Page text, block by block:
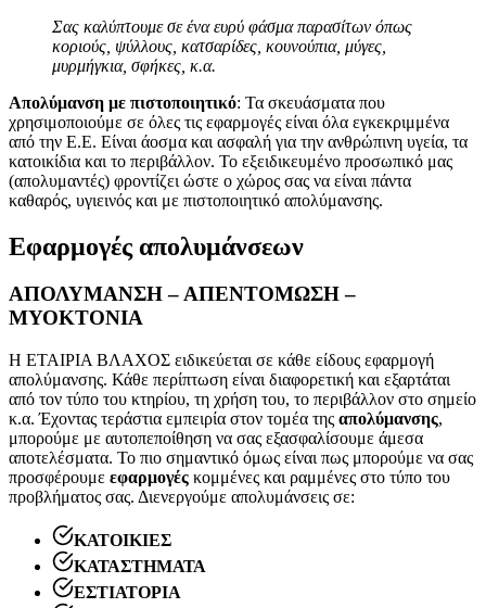
Σας καλύπτουμε σε ένα ευρύ φάσμα παρασίτων όπως
κοριούς, ψύλλους, κατσαρίδες, κουνούπια, μύγες,
μυρμήγκια, σφήκες, κ.α.
Απολύμανση με πιστοποιητικό: Τα σκευάσματα που
χρησιμοποιούμε σε όλες τις εφαρμογές είναι όλα εγκεκριμμένα
από την Ε.Ε. Είναι άοσμα και ασφαλή για την ανθρώπινη υγεία, τα
κατοικίδια και το περιβάλλον. Το εξειδικευμένο προσωπικό μας
(απολυμαντές) φροντίζει ώστε ο χώρος σας να είναι πάντα
καθαρός, υγιεινός και με πιστοποιητικό απολύμανσης.
Εφαρμογές απολυμάνσεων
ΑΠΟΛΥΜΑΝΣΗ – ΑΠΕΝΤΟΜΩΣΗ –
ΜΥΟΚΤΟΝΙΑ
Η ΕΤΑΙΡΙΑ ΒΛΑΧΟΣ ειδικεύεται σε κάθε είδους εφαρμογή
απολύμανσης. Κάθε περίπτωση είναι διαφορετική και εξαρτάται
από τον τύπο του κτηρίου, τη χρήση του, το περιβάλλον στο σημείο
κ.α. Έχοντας τεράστια εμπειρία στον τομέα της απολύμανσης,
μπορούμε με αυτοπεποίθηση να σας εξασφαλίσουμε άμεσα
αποτελέσματα. Το πιο σημαντικό όμως είναι πως μπορούμε να σας
προσφέρουμε εφαρμογές κομμένες και ραμμένες στο τύπο του
προβλήματος σας. Διενεργούμε απολυμάνσεις σε:
ΚΑΤΟΙΚΙΕΣ
ΚΑΤΑΣΤΗΜΑΤΑ
ΕΣΤΙΑΤΟΡΙΑ